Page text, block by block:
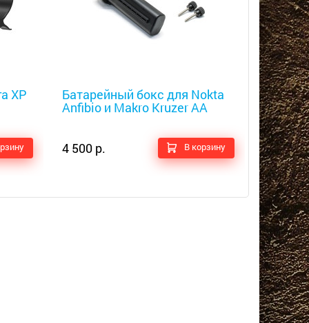
XP Батарейный бокс для Nokta
Anfibio и Makro Kruzer AA
4 500 р. В корзину
4 900 р.
5 700 р.